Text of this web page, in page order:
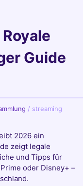
Guide
/ streaming
2026 ein
zeigt legale
und Tipps für
oder Disney+ –